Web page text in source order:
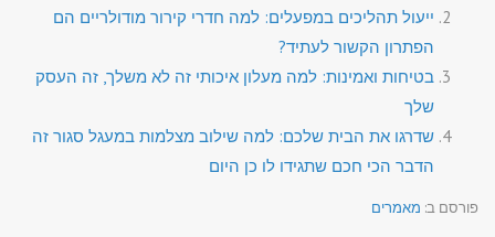
ייעול תהליכים במפעלים: למה חדרי קירור מודולריים הם
הפתרון הקשור לעתיד?
בטיחות ואמינות: למה מעלון איכותי זה לא משלך, זה העסק
שלך
שדרגו את הבית שלכם: למה שילוב מצלמות במעגל סגור זה
הדבר הכי חכם שתגידו לו כן היום
פורסם ב: מאמרים